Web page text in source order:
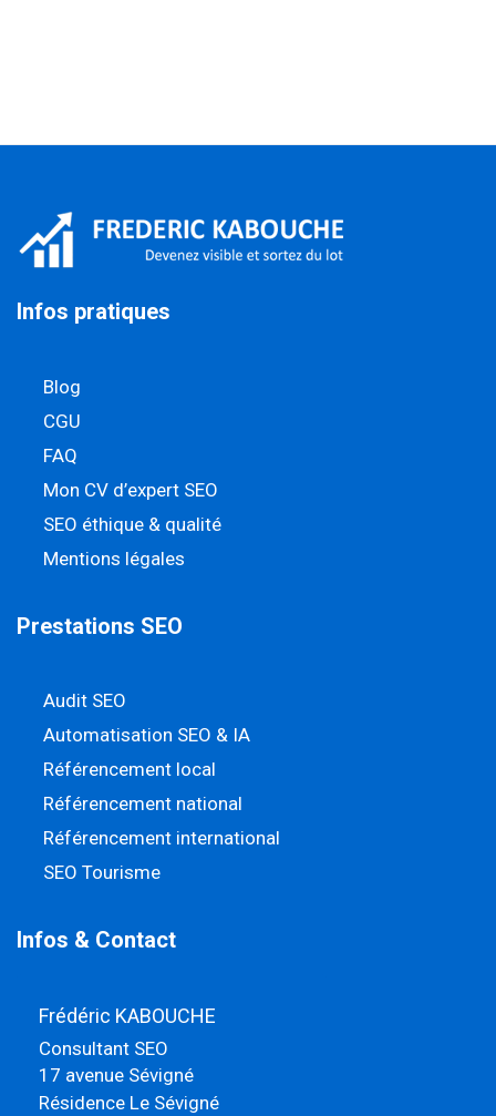
Infos pratiques
Blog
CGU
FAQ
Mon CV d’expert SEO
SEO éthique & qualité
Mentions légales
Prestations SEO
Audit SEO
Automatisation SEO & IA
Référencement local
Référencement national
Référencement international
SEO Tourisme
Infos & Contact
Frédéric KABOUCHE
Consultant SEO
17 avenue Sévigné
Résidence Le Sévigné